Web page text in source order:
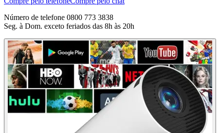
Número de telefone 0800 773 3838
Seg. à Dom. exceto feriados das 8h às 20h